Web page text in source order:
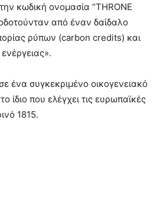
κωδική ονομασία “THRONE
από έναν δαίδαλο
ρύπων (carbon credits) και
ένα συγκεκριμένο οικογενειακό
ίδιο που ελέγχει τις ευρωπαϊκές
1815.